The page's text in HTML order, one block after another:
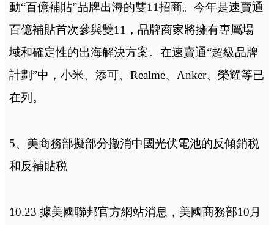
動“百億補貼”品牌出海的雙11招商。今年是速賣通
百億補貼首次參與雙11，品牌商家將擁有專屬場
域和確定性的出海解決方案。在速賣通“超級品牌
計劃”中，小米、添可、Realme、Anker、榮耀等已
在列。
5、美商務部擬部分撤消中國光伏電池的反傾銷税
和反補貼税
10.23 據美國聯邦官方網站消息，美國商務部10月